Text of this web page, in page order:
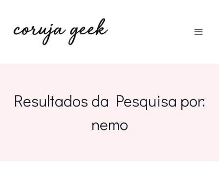
Resultados da Pesquisa por:
nemo